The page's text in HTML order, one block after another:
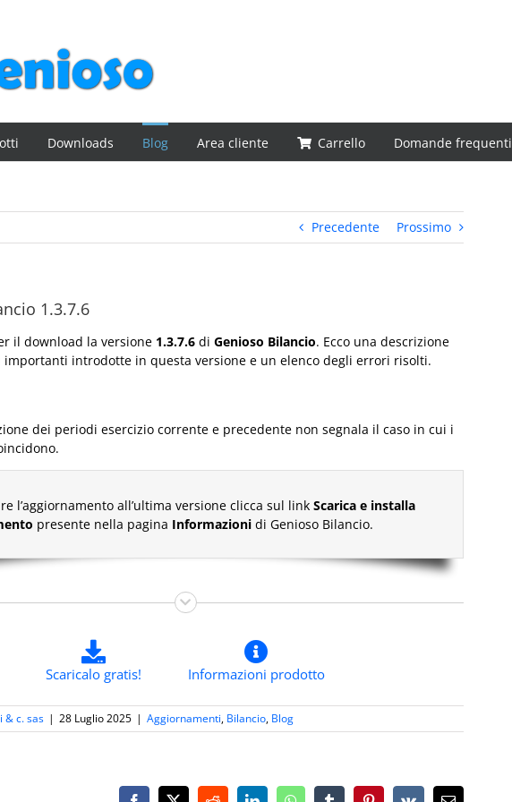
Downloads Blog Area cliente Carrello Domande frequenti
Precedente Prossimo
1.3.7.6
il download la versione 1.3.7.6 di Genioso Bilancio. Ecco una descrizione
introdotte in questa versione e un elenco degli errori risolti.
dei periodi esercizio corrente e precedente non segnala il caso in cui i
l’aggiornamento all’ultima versione clicca sul link Scarica e installa
presente nella pagina Informazioni di Genioso Bilancio.
Scaricalo gratis! Informazioni prodotto
& c. sas | 28 Luglio 2025 | Aggiornamenti, Bilancio, Blog